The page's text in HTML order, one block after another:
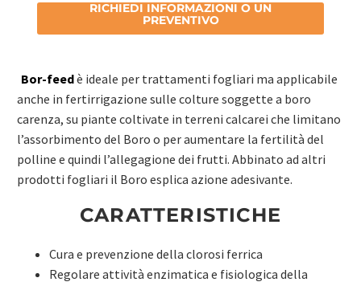
RICHIEDI INFORMAZIONI O UN
PREVENTIVO
Bor-feedè ideale per trattamenti fogliari ma applicabile
anche in fertirrigazione sulle colture soggette a boro
carenza, su piante coltivate in terreni calcarei che limitano
l’assorbimento del Boro o per aumentare la fertilità del
polline e quindi l’allegagione dei frutti. Abbinato ad altri
prodotti fogliari il Boro esplica azione adesivante.
CARATTERISTICHE
Cura e prevenzione della clorosi ferrica
Regolare attività enzimatica e fisiologica della